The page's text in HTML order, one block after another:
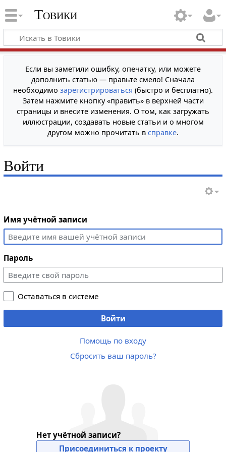
Товики
Если вы заметили ошибку, опечатку, или можете
дополнить статью — правьте смело! Сначала
необходимо зарегистрироваться (быстро и бесплатно).
Затем нажмите кнопку «править» в верхней части
страницы и внесите изменения. О том, как загружать
иллюстрации, создавать новые статьи и о многом
другом можно прочитать в справке.
Войти
Имя учётной записи
Пароль
Оставаться в системе
Войти
Помощь по входу
Сбросить ваш пароль?
Нет учётной записи?
Присоединиться к проекту